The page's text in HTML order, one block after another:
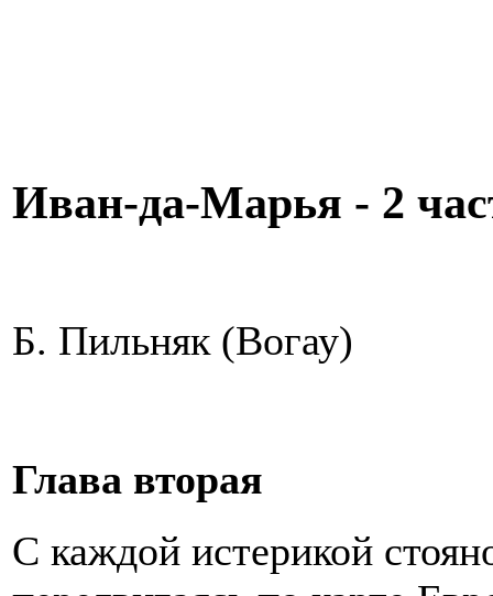
Иван-да-Марья - 2
Б. Пильняк (Вогау)
Глава вторая
С каждой истерикой